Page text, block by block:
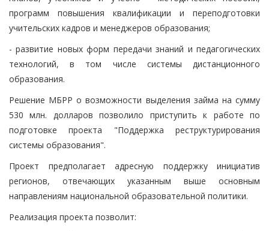
программ повышения квалификации и переподготовки
учительских кадров и менеджеров образования;
- развитие новых форм передачи знаний и педагогических
технологий, в том числе системы дистанционного
образования.
Решение МБРР о возможности выделения займа на сумму
530 млн. долларов позволило приступить к работе по
подготовке проекта "Поддержка реструктурирования
системы образования".
Проект предполагает адресную поддержку инициатив
регионов, отвечающих указанным выше основным
направлениям национальной образовательной политики.
Реализация проекта позволит: